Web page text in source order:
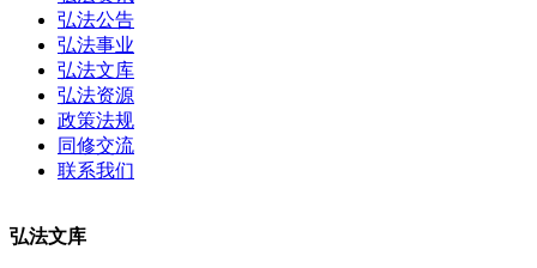
弘法公告
弘法事业
弘法文库
弘法资源
政策法规
同修交流
联系我们
弘法文库